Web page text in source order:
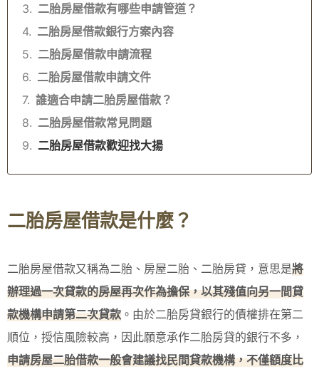
二胎房屋借款有哪些申請管道？
二胎房屋借款銀行方案內容
二胎房屋借款申請流程
二胎房屋借款申請文件
誰適合申請二胎房屋借款？
二胎房屋借款常見問題
二胎房屋借款歡迎找大揚
二胎房屋借款是什麼？
二胎房屋借款又稱為二胎、房屋二胎、二胎房貸，意思是將
辦理過一次貸款的房屋再次作為擔保，以其殘值向另一間貸
款機構申請第二次貸款 。由於二胎房貸銀行的債權排在第二
順位，授信風險較高，因此願意承作二胎房貸的銀行不多，
申請房屋二胎借款一般會建議找民間貸款機構，不僅額度比